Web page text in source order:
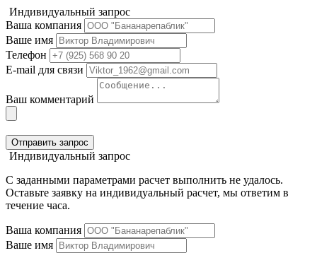
Индивидуальный запрос
Ваша компания
Ваше имя
Телефон
E-mail для связи
Ваш комментарий
Отправить запрос
Индивидуальный запрос
С заданными параметрами расчет выполнить не удалось.
Оставьте заявку на индивидуальный расчет, мы ответим в
течение часа.
Ваша компания
Ваше имя